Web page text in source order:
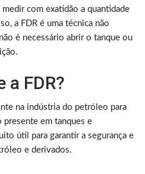
com exatidão a quantidade
a FDR é uma técnica não
é necessário abrir o tanque ou
a FDR?
na indústria do petróleo para
presente em tanques e
útil para garantir a segurança e
e derivados.